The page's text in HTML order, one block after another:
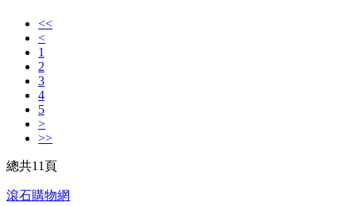
<<
<
1
2
3
4
5
>
>>
總共11頁
滾石購物網